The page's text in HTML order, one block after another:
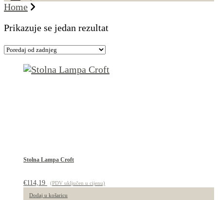
Home
Prikazuje se jedan rezultat
Stolna Lampa Croft
€114,19 (PDV uključen u cijenu)
Dodaj u košaricu